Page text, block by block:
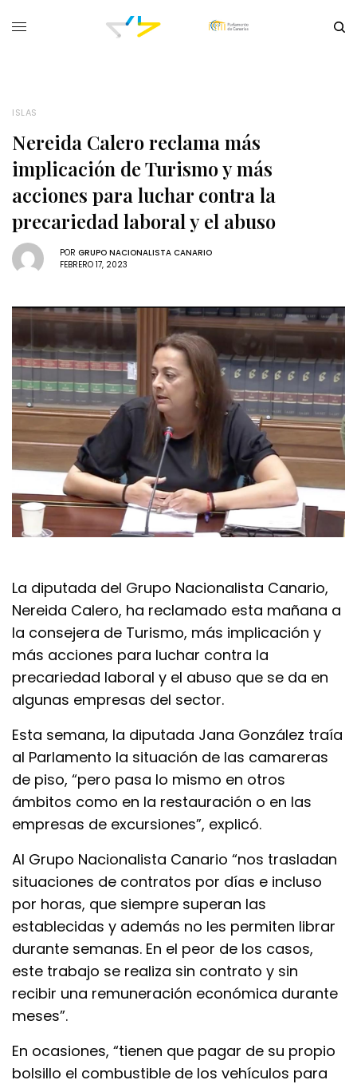
ISLAS
Nereida Calero reclama más
implicación de Turismo y más
acciones para luchar contra la
precariedad laboral y el abuso
POR GRUPO NACIONALISTA CANARIO
FEBRERO 17, 2023
La diputada del Grupo Nacionalista Canario,
Nereida Calero, ha reclamado esta mañana a
la consejera de Turismo, más implicación y
más acciones para luchar contra la
precariedad laboral y el abuso que se da en
algunas empresas del sector.
Esta semana, la diputada Jana González traía
al Parlamento la situación de las camareras
de piso, “pero pasa lo mismo en otros
ámbitos como en la restauración o en las
empresas de excursiones”, explicó.
Al Grupo Nacionalista Canario “nos trasladan
situaciones de contratos por días e incluso
por horas, que siempre superan las
establecidas y además no les permiten librar
durante semanas. En el peor de los casos,
este trabajo se realiza sin contrato y sin
recibir una remuneración económica durante
meses”.
En ocasiones, “tienen que pagar de su propio
bolsillo el combustible de los vehículos para